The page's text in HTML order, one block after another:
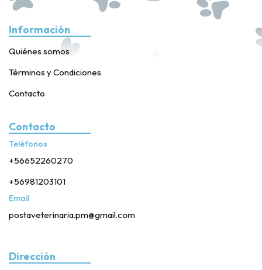
Información
Quiénes somos
Términos y Condiciones
Contacto
Contacto
Teléfonos
+56652260270
+56981203101
Email
postaveterinaria.pm@gmail.com
Dirección